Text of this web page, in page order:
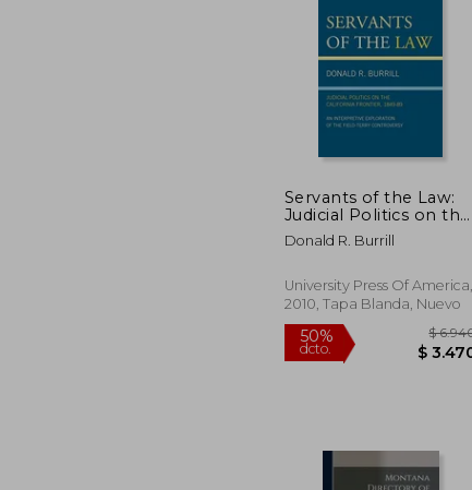
50%
dcto.
Servants of the Law:
Judicial Politics on the
California Frontier,
1849-89: An
Exploration of the
Field-Terry
Inglés)
Donald R. Burrill
University Press Of America,
2010, Tapa Blanda, Nuevo